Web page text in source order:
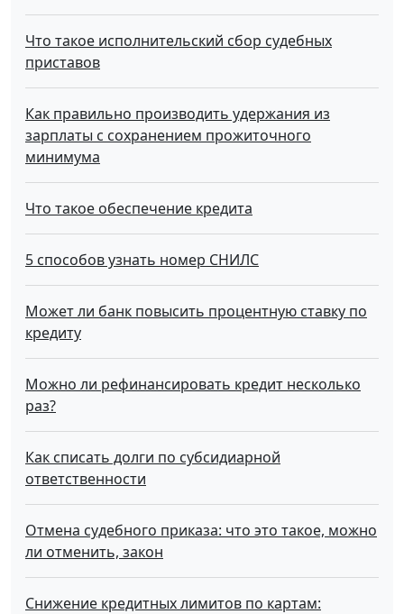
Что такое исполнительский сбор судебных
приставов
Как правильно производить удержания из
зарплаты с сохранением прожиточного
минимума
Что такое обecпeчeниe кpeдитa
5 способов узнать номер СНИЛС
Может ли банк повысить процентную ставку по
кредиту
Можно ли рефинансировать кредит несколько
раз?
Как списать долги по субсидиарной
ответственности
Отмена судебного приказа: что это такое, можно
ли отменить, закон
Снижение кредитных лимитов по картам: